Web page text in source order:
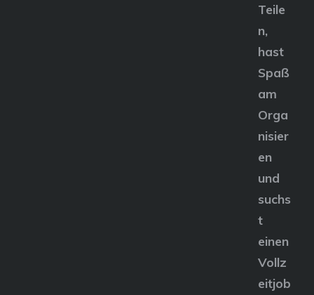
Teile
n,
hast
Spaß
am
Orga
nisier
en
und
suchs
t
einen
Vollz
eitjob